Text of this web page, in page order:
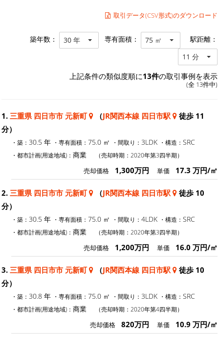
取引データ(CSV形式)のダウンロード
築年数： 30 年 専有面積： 75 ㎡ 駅距離：
11 分
上記条件の類似度順に13件の取引事例を表示
(全 13件中)
1. 三重県 四日市市 元新町 （JR関西本線 四日市駅
徒歩 11
分）
・築： 30.5 年 ・専有面積： 75.0 ㎡ ・間取り： 3LDK ・構造： SRC
・都市計画(用途地域)： 商業 （売却時期：2020年第3四半期）
売却価格 1,300万円 単価 17.3 万円/㎡
2. 三重県 四日市市 元新町 （JR関西本線 四日市駅
徒歩 10
分）
・築： 30.5 年 ・専有面積： 75.0 ㎡ ・間取り： 4LDK ・構造： SRC
・都市計画(用途地域)： 商業 （売却時期：2020年第3四半期）
売却価格 1,200万円 単価 16.0 万円/㎡
3. 三重県 四日市市 元新町 （JR関西本線 四日市駅
徒歩 10
分）
・築： 30.8 年 ・専有面積： 75.0 ㎡ ・間取り： 3LDK ・構造： SRC
・都市計画(用途地域)： 商業 （売却時期：2020年第4四半期）
売却価格 820万円 単価 10.9 万円/㎡